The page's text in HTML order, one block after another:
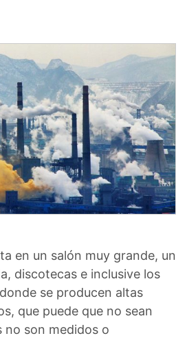
en un salón muy grande, un
discotecas e inclusive los
se producen altas
que puede que no sean
no son medidos o